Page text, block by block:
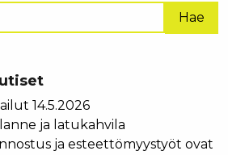
14.5.2026
ja latukahvila
ja esteettömyystyöt ovat